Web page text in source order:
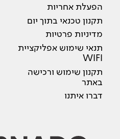
הפעלת אחריות
תקנון טכנאי בתוך יום
מדיניות פרטיות
תנאי שימוש אפליקציית
WIFI
תקנון שימוש ורכישה
באתר
דברו איתנו